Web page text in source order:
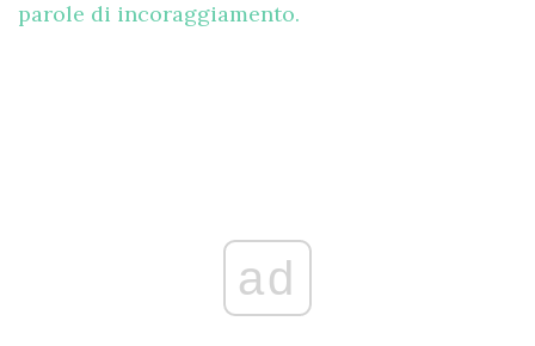
parole di incoraggiamento.
ad